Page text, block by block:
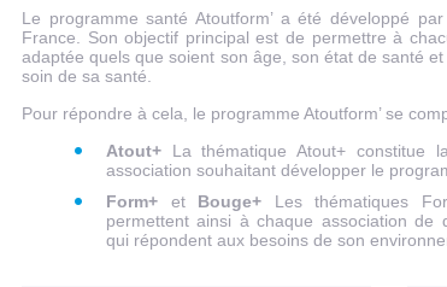
Le programme santé Atoutform’ a été développé
France. Son objectif principal est de permettre à
adaptée quels que soient son âge, son état de santé
soin de sa santé.
Pour répondre à cela, le programme Atoutform’ se
Atout+ La thématique Atout+ constitue
association souhaitant développer le
Form+ et Bouge+ Les thématiques
permettent ainsi à chaque association de
qui répondent aux besoins de son